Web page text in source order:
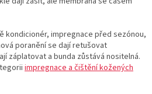
kondicionér, impregnace před sezónou,
poranění se dají retušovat
záplatovat a bunda zůstává nositelná.
impregnace a čištění kožených